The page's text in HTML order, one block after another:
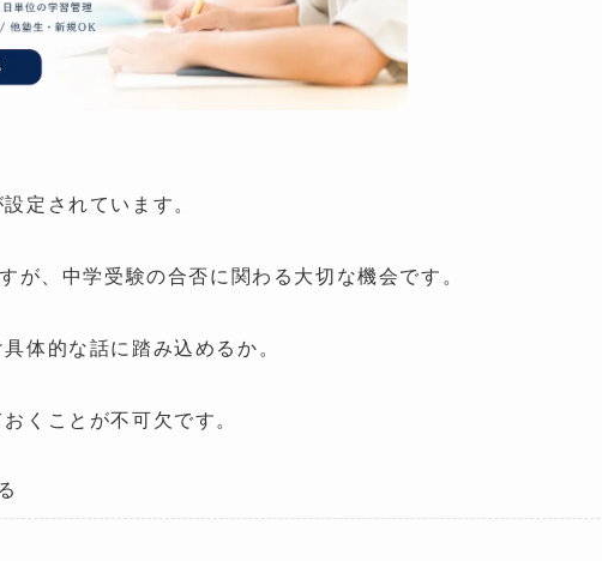
定されています。
が、中学受験の合否に関わる大切な機会です。
体的な話に踏み込めるか。
くことが不可欠です。